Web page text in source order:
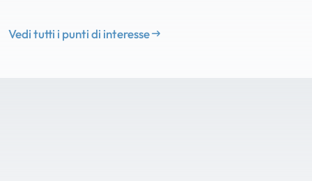
Vedi tutti i punti di interesse